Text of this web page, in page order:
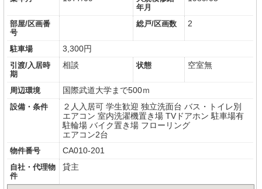
年月
部屋/区画番
号
総戸/区画数 2
駐車場 3,300円
引渡/入居時
期
相談 状態 空室無
周辺環境 国際武道大学まで500ｍ
設備・条件 ２人入居可 学生歓迎 独立洗面台 バス・トイレ別
エアコン 室内洗濯機置き場 TVドアホン 駐車場有
駐輪場 バイク置き場 フローリング
エアコン2台
物件番号 CA010-201
自社・代理物
件
貸主